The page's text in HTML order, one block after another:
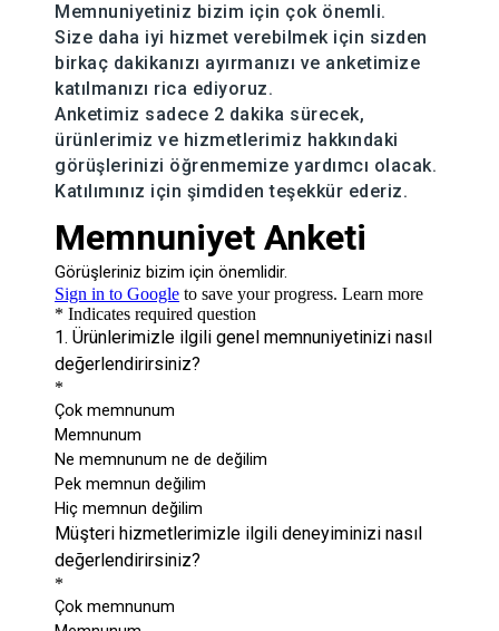
Memnuniyetiniz bizim için çok önemli.
Size daha iyi hizmet verebilmek için sizden
birkaç dakikanızı ayırmanızı ve anketimize
katılmanızı rica ediyoruz.
Anketimiz sadece 2 dakika sürecek,
ürünlerimiz ve hizmetlerimiz hakkındaki
görüşlerinizi öğrenmemize yardımcı olacak.
Katılımınız için şimdiden teşekkür ederiz.